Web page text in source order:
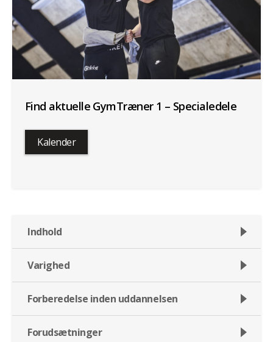
Find aktuelle GymTræner 1 – Specialedele
Kalender
Indhold
Varighed
Forberedelse inden uddannelsen
Forudsætninger